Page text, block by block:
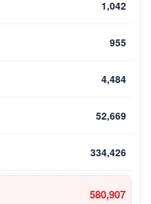
1,042
955
4,484
52,669
334,426
580,907